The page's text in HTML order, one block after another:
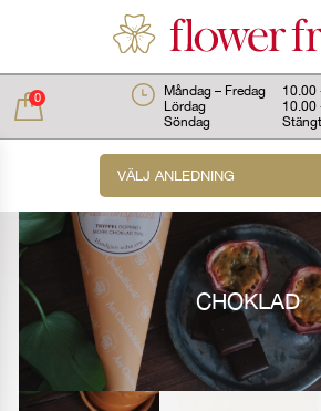
0 Måndag – Fredag
10.00
Lördag
10.00
Söndag
Stängt
VÄLJ ANLEDNING
0 kr
CHOKLAD